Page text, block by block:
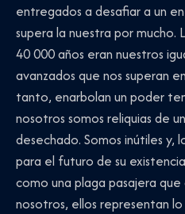
entregados a desafiar a un
supera la nuestra por mucho.
40 000 años eran nuestros
avanzados que nos superan
tanto, enarbolan un poder
nosotros somos reliquias de
desechado. Somos inútiles y,
para el futuro de su
como una plaga pasajera
nosotros, ellos representan